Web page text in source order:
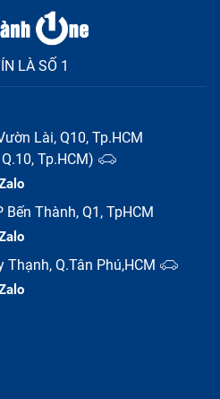
LÀ SỐ 1
Lài, Q10, Tp.HCM
Tp.HCM)
Thành, Q1, TpHCM
Thạnh, Q.Tân Phú,HCM